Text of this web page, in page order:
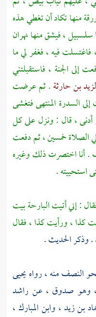
منها تكاد أن تغطي هذه
سلسبيل ، فيشق منها نهران
فاغتسلت فيه ، فغفر لي ما
إلى الجنة ، فاستقبلتني
لزيد بن حارثة. ثم عرضت
السدرة المنتهى فتغشى
أدنى ، قال : ونزل على كل
الصلاة خمسين ، ثم دفعت
. أنا اختصرت ذلك وغيره
استحييته .
: إني أتيت البارحةبيت
كذا ، ورأيت كذا ، فقال
. وذكر الحديث .
منه ، رواهيحيى
وهو صدوق ، عن راشد
بن زيد ، وابنالمبارك ،